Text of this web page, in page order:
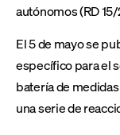
autónomos (RD
El 5 de mayo se
específico para el
batería de
una serie de